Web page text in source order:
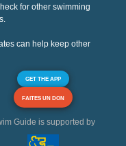
for other swimming
can help keep other
GET THE APP
FAITES UN DON
Guide is supported by